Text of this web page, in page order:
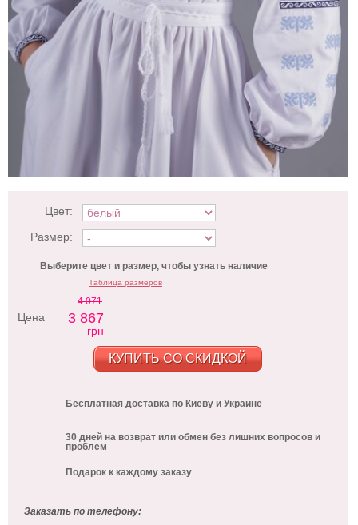
Цвет:
Размер:
Выберите цвет и размер, чтобы узнать наличие
Таблица размеров
Цена
4 071
3 867
грн
КУПИТЬ СО СКИДКОЙ
Бесплатная доставка по Киеву и Украине
30 дней на возврат или обмен без лишних вопросов и
проблем
Подарок к каждому заказу
Заказать по телефону: